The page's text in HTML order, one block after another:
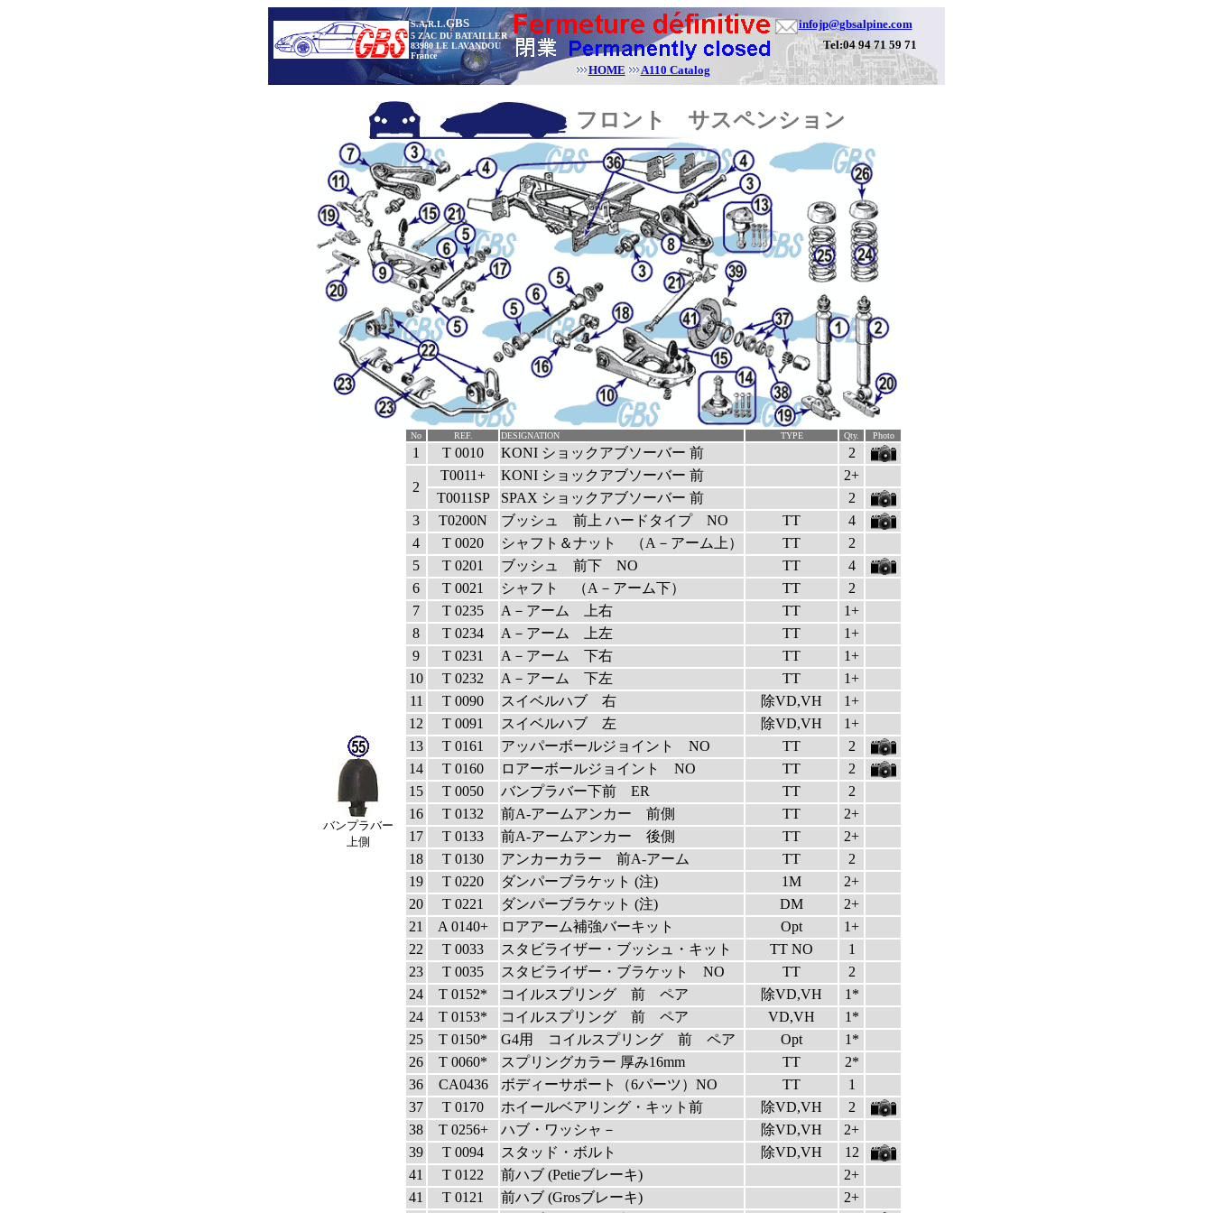
S.A.R.L.GBS
5 ZAC DU BATAILLER
83980 LE LAVANDOU
France
infojp@gbsalpine.com
Tel:04 94 71 59 71
HOME
A110 Catalog
フロント サスペンション
バンプラバー
上側
No REF. DESIGNATION TYPE Qty. Photo
1 T 0010 KONI ショックアブソーバー 前 2
2
T0011+ KONI ショックアブソーバー 前
2+
T0011SP
SPAX ショックアブソーバー 前
2
3
T0200N ブッシュ 前上 ハードタイプ NO TT
4
4
T 0020 シャフト＆ナット （A－アーム上） TT
2
5
T 0201 ブッシュ 前下 NO TT
4
6
T 0021 シャフト （A－アーム下） TT
2
7
T 0235 A－アーム 上右 TT
1+
8
T 0234 A－アーム 上左 TT
1+
9
T 0231 A－アーム 下右 TT
1+
10
T 0232 A－アーム 下左 TT
1+
11
T 0090 スイベルハブ 右 除VD,VH
1+
12
T 0091 スイベルハブ 左 除VD,VH
1+
13
T 0161 アッパーボールジョイント NO TT
2
14
T 0160 ロアーボールジョイント NO TT
2
15
T 0050 バンプラバー下前 ER TT
2
16
T 0132 前A-アームアンカー 前側 TT
2+
17
T 0133 前A-アームアンカー 後側 TT
2+
18
T 0130 アンカーカラー 前A-アーム TT
2
19
T 0220 ダンパーブラケット (注) 1M
2+
20
T 0221 ダンパーブラケット (注) DM
2+
21
A 0140+ ロアアーム補強バーキット Opt
1+
22
T 0033 スタビライザー・ブッシュ・キット TT NO
1
23
T 0035 スタビライザー・ブラケット NO TT
2
24
T 0152* コイルスプリング 前 ペア 除VD,VH
1*
24
T 0153* コイルスプリング 前 ペア VD,VH
1*
25
T 0150* G4用 コイルスプリング 前 ペア Opt
1*
26
T 0060* スプリングカラー 厚み16mm TT
2*
36
CA0436 ボディーサポート（6パーツ）NO TT
1
37
T 0170 ホイールベアリング・キット前 除VD,VH
2
38
T 0256+ ハブ・ワッシャ－ 除VD,VH
2+
39
T 0094 スタッド・ボルト 除VD,VH
12
41
T 0122 前ハブ (Petieブレーキ)
2+
41
T 0121 前ハブ (Grosブレーキ)
2+